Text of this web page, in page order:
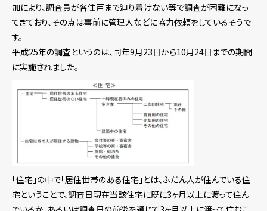
加により、調査員が各住戸まで辿り着けない等で調査が困難になっ
てきており、その点は事前に管理人などに協力依頼をしているそうで
す。
平成25年の調査というのは、同年9月23日から10月24日までの期間
に実施されました。
「住宅」の中で「居住世帯のある住宅」とは、ふだん人が住んでいる住
宅ということで、調査日現在当該住宅に既に3ヶ月以上に渡って住ん